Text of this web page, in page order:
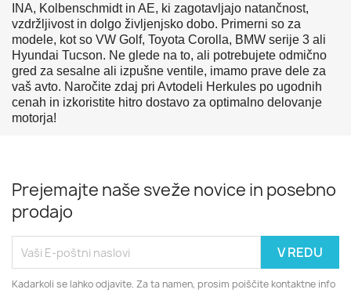
INA, Kolbenschmidt in AE, ki zagotavljajo natančnost,
vzdržljivost in dolgo življenjsko dobo. Primerni so za
modele, kot so VW Golf, Toyota Corolla, BMW serije 3 ali
Hyundai Tucson. Ne glede na to, ali potrebujete odmično
gred za sesalne ali izpušne ventile, imamo prave dele za
vaš avto. Naročite zdaj pri Avtodeli Herkules po ugodnih
cenah in izkoristite hitro dostavo za optimalno delovanje
motorja!
Prejemajte naše sveže novice in posebno
prodajo
Kadarkoli se lahko odjavite. Za ta namen, prosim poiščite kontaktne info